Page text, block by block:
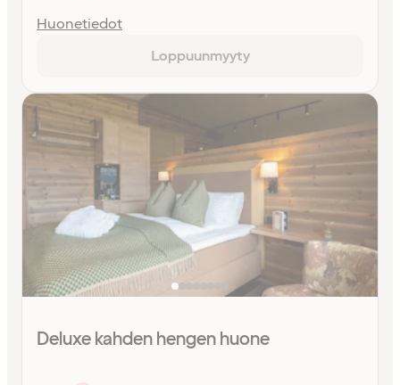
Huonetiedot
Loppuunmyyty
Deluxe kahden hengen huone